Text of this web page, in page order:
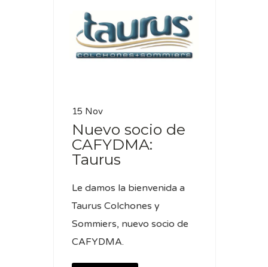
15 Nov
Nuevo socio de
CAFYDMA:
Taurus
Le damos la bienvenida a
Taurus Colchones y
Sommiers, nuevo socio de
CAFYDMA.